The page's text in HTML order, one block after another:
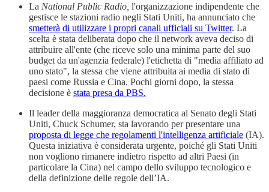
La National Public Radio, l'organizzazione indipendente che
gestisce le stazioni radio negli Stati Uniti, ha annunciato che
smetterà di utilizzare i propri canali ufficiali su Twitter. La
scelta è stata deliberata dopo che il network aveva deciso di
attribuire all'ente (che riceve solo una minima parte del suo
budget da un'agenzia federale) l'etichetta di "media affiliato ad
uno stato", la stessa che viene attribuita ai media di stato di
paesi come Russia e Cina. Pochi giorni dopo, la stessa
decisione è stata presa da PBS.
Il leader della maggioranza democratica al Senato degli Stati
Uniti, Chuck Schumer, sta lavorando per presentare una
proposta di legge che regolamenti l'intelligenza artificiale (IA).
Questa iniziativa è considerata urgente, poiché gli Stati Uniti
non vogliono rimanere indietro rispetto ad altri Paesi (in
particolare la Cina) nel campo dello sviluppo tecnologico e
della definizione delle regole dell’IA.